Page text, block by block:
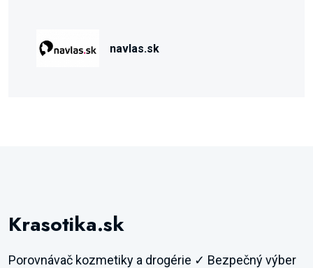
navlas.sk
Krasotika.sk
Porovnávač kozmetiky a drogérie ✓ Bezpečný výber